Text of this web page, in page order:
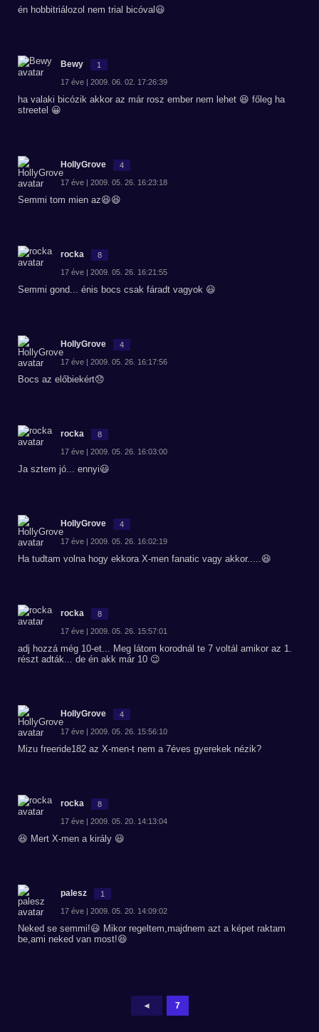
én hobbitriálozol nem trial bicóval😃
Bewy 1
17 éve | 2009. 06. 02. 17:26:39
ha valaki bicózik akkor az már rosz ember nem lehet 😆 főleg ha
streetel 😀
HollyGrove 4
17 éve | 2009. 05. 26. 16:23:18
Semmi tom mien az😆😆
rocka 8
17 éve | 2009. 05. 26. 16:21:55
Semmi gond... énis bocs csak fáradt vagyok 😃
HollyGrove 4
17 éve | 2009. 05. 26. 16:17:56
Bocs az előbiekért😞
rocka 8
17 éve | 2009. 05. 26. 16:03:00
Ja sztem jó... ennyi😃
HollyGrove 4
17 éve | 2009. 05. 26. 16:02:19
Ha tudtam volna hogy ekkora X-men fanatic vagy akkor.....😆
rocka 8
17 éve | 2009. 05. 26. 15:57:01
adj hozzá még 10-et... Meg látom korodnál te 7 voltál amikor az 1.
részt adták... de én akk már 10 😉
HollyGrove 4
17 éve | 2009. 05. 26. 15:56:10
Mizu freeride182 az X-men-t nem a 7éves gyerekek nézik?
rocka 8
17 éve | 2009. 05. 20. 14:13:04
😆 Mert X-men a király 😃
palesz 1
17 éve | 2009. 05. 20. 14:09:02
Neked se semmi!😃 Mikor regeltem,majdnem azt a képet raktam
be,ami neked van most!😆
◄ 7